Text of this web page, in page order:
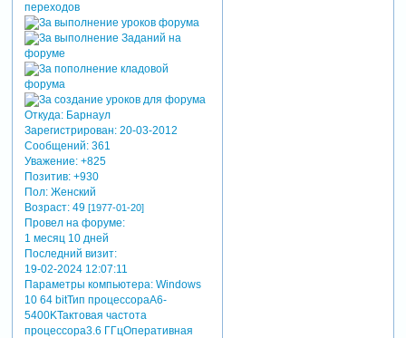
Откуда:Барнаул
Зарегистрирован: 20-03-2012
Сообщений:361
Уважение: +825
Позитив: +930
Пол:Женский
Возраст:49 [1977-01-20]
Провел на форуме:
1 месяц 10 дней
Последний визит:
19-02-2024 12:07:11
Параметры компьютера:Windows
10 64 bitТип процессораA6-
5400KТактовая частота
процессора3.6 ГГцОперативная